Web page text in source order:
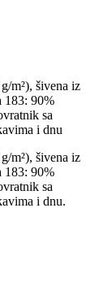
m²), šivena iz
183: 90%
sa
i dnu
m²), šivena iz
183: 90%
sa
i dnu.